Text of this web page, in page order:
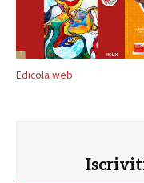
Edicola web